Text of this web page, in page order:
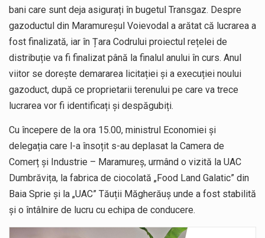
bani care sunt deja asigurați în bugetul Transgaz. Despre
gazoductul din Maramureșul Voievodal a arătat că lucrarea a
fost finalizată, iar în Țara Codrului proiectul rețelei de
distribuție va fi finalizat până la finalul anului în curs. Anul
viitor se dorește demararea licitației și a execuției noului
gazoduct, după ce proprietarii terenului pe care va trece
lucrarea vor fi identificați și despăgubiți.
Cu începere de la ora 15.00, ministrul Economiei și
delegația care l-a însoțit s-au deplasat la Camera de
Comerț și Industrie – Maramureș, urmând o vizită la UAC
Dumbrăvița, la fabrica de ciocolată „Food Land Galatic” din
Baia Sprie și la „UAC” Tăuții Măgherăuș unde a fost stabilită
și o întâlnire de lucru cu echipa de conducere.